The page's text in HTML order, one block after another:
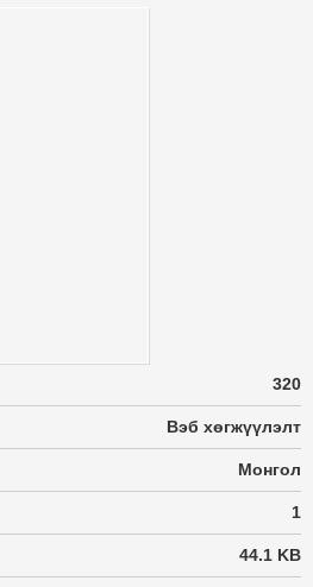
320
Вэб хөгжүүлэлт
Монгол
1
44.1 KB